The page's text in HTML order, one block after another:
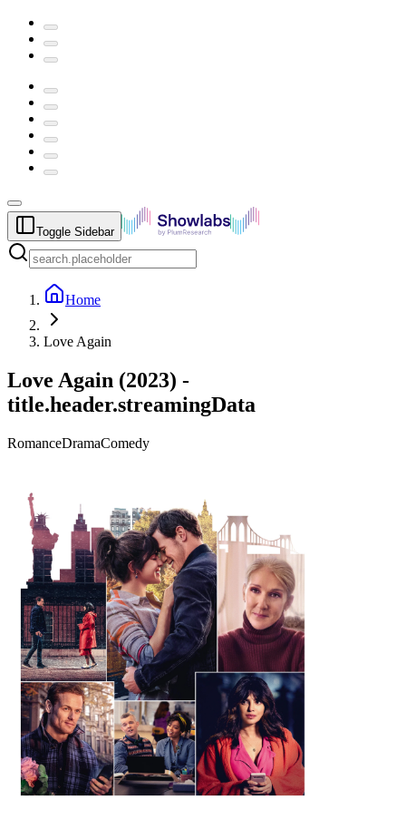
Toggle Sidebar
Home
Love Again
Love Again (2023) -
title.header.streamingData
RomanceDramaComedy